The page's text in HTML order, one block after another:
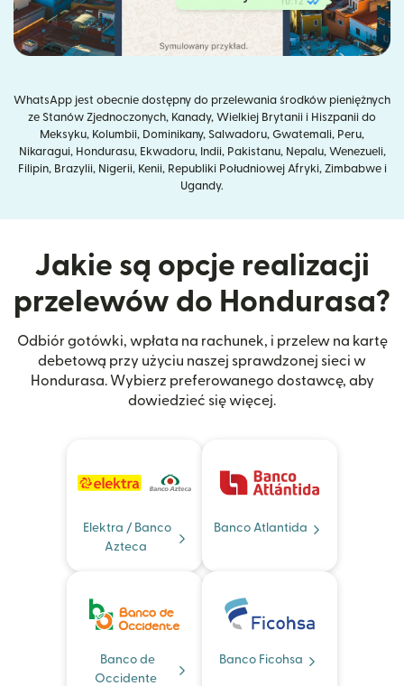
WhatsApp jest obecnie dostępny do przelewania środków pieniężnych
ze Stanów Zjednoczonych, Kanady, Wielkiej Brytanii i Hiszpanii do
Meksyku, Kolumbii, Dominikany, Salwadoru, Gwatemali, Peru,
Nikaragui, Hondurasu, Ekwadoru, Indii, Pakistanu, Nepalu, Wenezueli,
Filipin, Brazylii, Nigerii, Kenii, Republiki Południowej Afryki, Zimbabwe i
Ugandy.
Jakie są opcje realizacji
przelewów do Hondurasa?
Odbiór gotówki, wpłata na rachunek, i przelew na kartę
debetową przy użyciu naszej sprawdzonej sieci w
Hondurasa. Wybierz preferowanego dostawcę, aby
dowiedzieć się więcej.
Elektra / Banco
Azteca
Banco Atlantida
Banco de
Occidente
Banco Ficohsa